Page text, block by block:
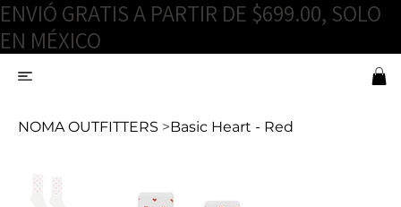
ENVIÓ GRATIS A PARTIR DE $699.00, SOLO
EN MÉXICO
NOMA OUTFITTERS >Basic Heart - Red